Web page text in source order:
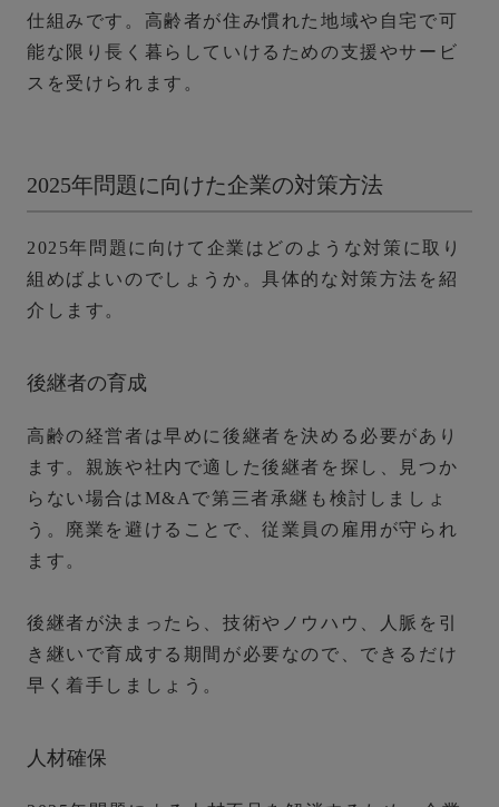
仕組みです。高齢者が住み慣れた地域や自宅で可
能な限り長く暮らしていけるための支援やサービ
スを受けられます。
2025年問題に向けた企業の対策方法
2025年問題に向けて企業はどのような対策に取り
組めばよいのでしょうか。具体的な対策方法を紹
介します。
後継者の育成
高齢の経営者は早めに後継者を決める必要があり
ます。 親族や社内で適した後継者を探し、見つか
らない場合はM&Aで第三者承継も検討しましょ
う。 廃業を避けることで、従業員の雇用が守られ
ます。
後継者が決まったら、技術やノウハウ、人脈を引
き継いで育成する期間が必要なので、できるだけ
早く着手しましょう。
人材確保